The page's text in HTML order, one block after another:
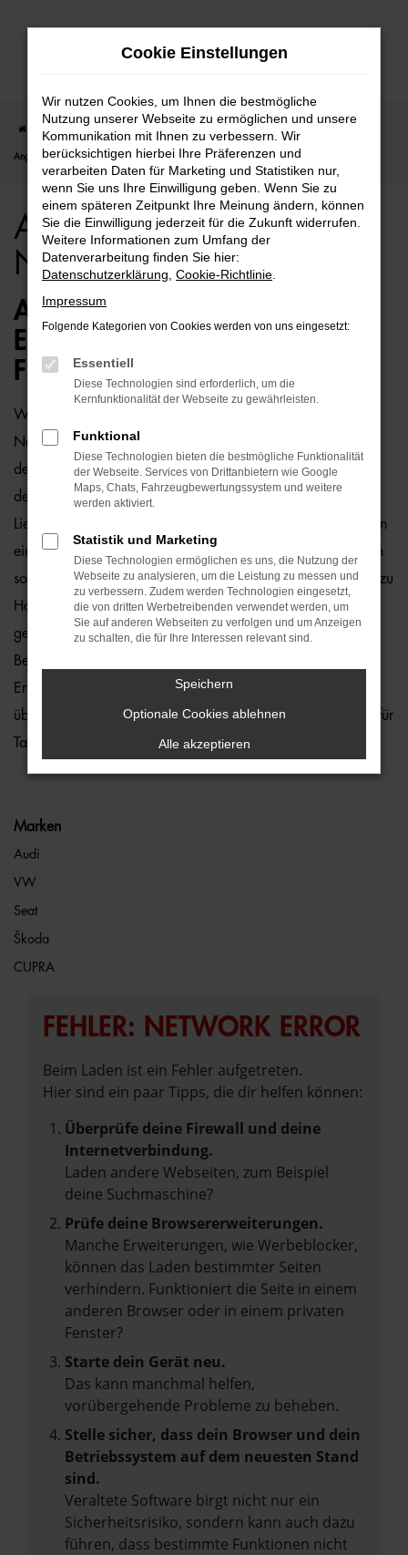
Zum
Startseite Rostock Audi Audi A1 für Rostock Neuwagen Top
Angebote
Audi A1 für Rostock
Neuwagen Top Angebote
AUDI A1 NEUWAGEN – DIE
ERSTKLASSIGE ALTERNATIVE
FÜR ROSTOCK
Wie wäre es, wenn Sie schon bald in einem Audi A1
Neuwagen durch Rostock fahren? Zu teuer? Von wegen,
denn wir von der Auto-Familie Ostermaier erleichtern Ihnen
den Einstieg durch 1a Rabatte. Hinzu kommt, dass wir die
Lieferung unserer Audi A1 Neuwagen nach Rostock oder an
einen anderen Ort in der Umgebung ermöglichen und Ihnen
somit lange Wege ersparen. Kaufen Sie ganz bequem von zu
Hause aus und profitieren Sie von unserem Service. Hierzu
gehört in vollem Umfang auch die Beratung. In diesem
Bereich laufen wir zur Höchstform auf und bringen die
Erfahrung vieler Jahrzehnte in der Autobranche ein. Zudem
üben wir unseren Beruf mit Leidenschaft aus – und das Tag für
Tag.
Marken
Audi
VW
Seat
Škoda
CUPRA
FEHLER: NETWORK ERROR
Beim Laden ist ein Fehler aufgetreten.
Hier sind ein paar Tipps, die dir helfen können:
Überprüfe deine Firewall und deine
Internetverbindung.
Laden andere Webseiten, zum Beispiel
deine Suchmaschine?
Prüfe deine Browsererweiterungen.
Manche Erweiterungen, wie Werbeblocker,
können das Laden bestimmter Seiten
verhindern. Funktioniert die Seite in einem
anderen Browser oder in einem privaten
Fenster?
Starte dein Gerät neu.
Das kann manchmal helfen,
vorübergehende Probleme zu beheben.
Stelle sicher, dass dein Browser und dein
Betriebssystem auf dem neuesten Stand
sind.
Veraltete Software birgt nicht nur ein
Sicherheitsrisiko, sondern kann auch dazu
führen, dass bestimmte Funktionen nicht
Cookie Einstellungen
Wir nutzen Cookies, um Ihnen die bestmögliche
Nutzung unserer Webseite zu ermöglichen und unsere
Kommunikation mit Ihnen zu verbessern. Wir
berücksichtigen hierbei Ihre Präferenzen und
verarbeiten Daten für Marketing und Statistiken nur,
wenn Sie uns Ihre Einwilligung geben. Wenn Sie zu
einem späteren Zeitpunkt Ihre Meinung ändern, können
Sie die Einwilligung jederzeit für die Zukunft widerrufen.
Weitere Informationen zum Umfang der
Datenverarbeitung finden Sie hier:
Datenschutzerklärung Cookie-Richtlinie
Impressum
Folgende Kategorien von Cookies werden von uns eingesetzt:
Essentiell
Diese Technologien sind erforderlich, um die
Kernfunktionalität der Webseite zu gewährleisten.
Funktional
Diese Technologien bieten die bestmögliche Funktionalität
der Webseite. Services von Drittanbietern wie Google
Maps, Chats, Fahrzeugbewertungssystem und weitere
werden aktiviert.
Statistik und Marketing
Diese Technologien ermöglichen es uns, die Nutzung der
Webseite zu analysieren, um die Leistung zu messen und
zu verbessern. Zudem werden Technologien eingesetzt,
die von dritten Werbetreibenden verwendet werden, um
Sie auf anderen Webseiten zu verfolgen und um Anzeigen
zu schalten, die für Ihre Interessen relevant sind.
Speichern
Optionale Cookies ablehnen
Alle akzeptieren